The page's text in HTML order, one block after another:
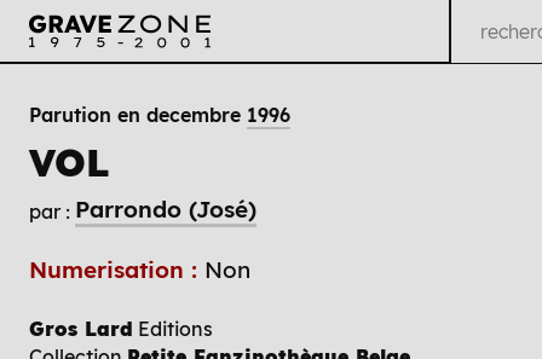
Parution en decembre 1996
VOL
par : Parrondo (José)
Numerisation : Non
Gros Lard Editions